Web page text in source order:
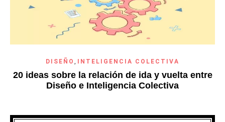
DISEÑO INTELIGENCIA COLECTIVA
20 ideas sobre la relación de ida y vuelta entre
Diseño e Inteligencia Colectiva